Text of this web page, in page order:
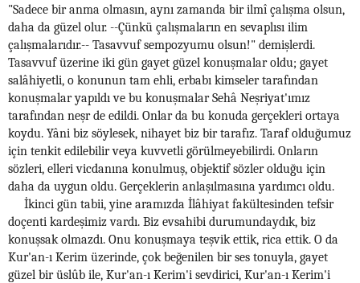
"Sadece bir anma olmasın, aynı zamanda bir ilmî çalışma olsun,
daha da güzel olur. --Çünkü çalışmaların en sevaplısı ilim
çalışmalarıdır.-- Tasavvuf sempozyumu olsun!" demişlerdi.
Tasavvuf üzerine iki gün gayet güzel konuşmalar oldu; gayet
salâhiyetli, o konunun tam ehli, erbabı kimseler tarafından
konuşmalar yapıldı ve bu konuşmalar Sehâ Neşriyat'ımız
tarafından neşr de edildi. Onlar da bu konuda gerçekleri ortaya
koydu. Yâni biz söylesek, nihayet biz bir tarafız. Taraf olduğumuz
için tenkit edilebilir veya kuvvetli görülmeyebilirdi. Onların
sözleri, elleri vicdanına konulmuş, objektif sözler olduğu için
daha da uygun oldu. Gerçeklerin anlaşılmasına yardımcı oldu.
İkinci gün tabii, yine aramızda İlâhiyat fakültesinden tefsir
doçenti kardeşimiz vardı. Biz evsahibi durumundaydık, biz
konuşsak olmazdı. Onu konuşmaya teşvik ettik, rica ettik. O da
Kur'an-ı Kerim üzerinde, çok beğenilen bir ses tonuyla, gayet
güzel bir üslûb ile, Kur'an-ı Kerim'i sevdirici, Kur'an-ı Kerim'i